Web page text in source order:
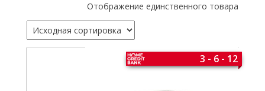
Отображение единственного товара
3 - 6 - 12